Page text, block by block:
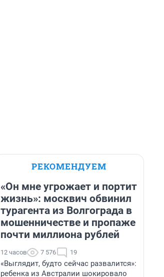
РЕКОМЕНДУЕМ
«Он мне угрожает и портит
жизнь»: москвич обвинил
турагента из Волгограда в
мошенничестве и пропаже
почти миллиона рублей
12 часов 7 576 19
«Выглядит, будто сейчас развалится»:
ребенка из Австралии шокировало